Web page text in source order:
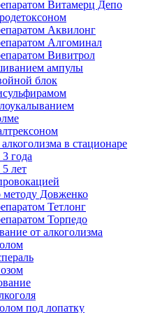
Витамерц Депо
Аквилонг
Алгоминал
Вивитрол
ампулы
блок
в стационаре
года
лет
методу Довженко
Тетлонг
Торпедо
от алкоголизма
под лопатку